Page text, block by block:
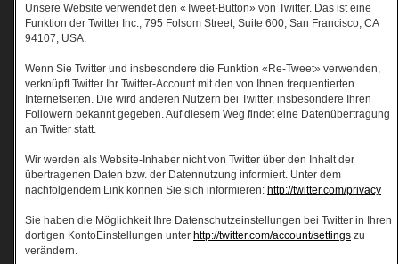
Unsere Website verwendet den «Tweet-Button» von Twitter. Das ist eine
Funktion der Twitter Inc., 795 Folsom Street, Suite 600, San Francisco, CA
94107, USA.
Wenn Sie Twitter und insbesondere die Funktion «Re-Tweet» verwenden,
verknüpft Twitter Ihr Twitter-Account mit den von Ihnen frequentierten
Internetseiten. Die wird anderen Nutzern bei Twitter, insbesondere Ihren
Followern bekannt gegeben. Auf diesem Weg findet eine Datenübertragung
an Twitter statt.
Wir werden als Website-Inhaber nicht von Twitter über den Inhalt der
übertragenen Daten bzw. der Datennutzung informiert. Unter dem
nachfolgendem Link können Sie sich informieren: http://twitter.com/privacy
Sie haben die Möglichkeit Ihre Datenschutzeinstellungen bei Twitter in Ihren
dortigen KontoEinstellungen unter http://twitter.com/account/settings zu
verändern.